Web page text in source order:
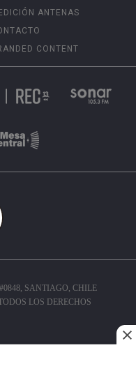
ANTENAS
CONTENT
SANTIAGO, CHILE
LOS DERECHOS